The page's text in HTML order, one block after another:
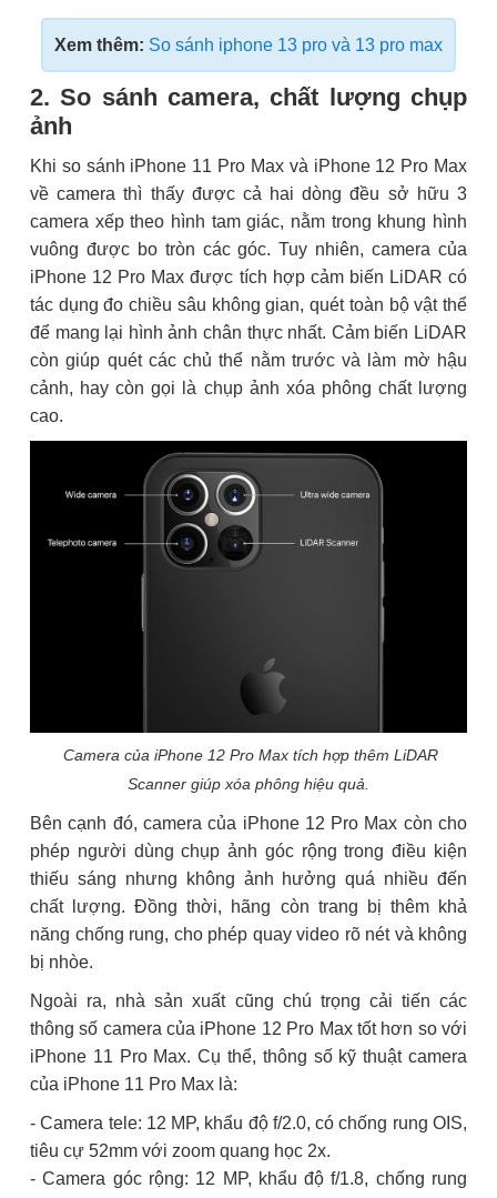
Xem thêm: So sánh iphone 13 pro và 13 pro max
2. So sánh camera, chất lượng chụp
ảnh
Khi so sánh iPhone 11 Pro Max và iPhone 12 Pro Max
về camera thì thấy được cả hai dòng đều sở hữu 3
camera xếp theo hình tam giác, nằm trong khung hình
vuông được bo tròn các góc. Tuy nhiên, camera của
iPhone 12 Pro Max được tích hợp cảm biến LiDAR có
tác dụng đo chiều sâu không gian, quét toàn bộ vật thể
để mang lại hình ảnh chân thực nhất. Cảm biến LiDAR
còn giúp quét các chủ thể nằm trước và làm mờ hậu
cảnh, hay còn gọi là chụp ảnh xóa phông chất lượng
cao.
Camera của iPhone 12 Pro Max tích hợp thêm LiDAR
Scanner giúp xóa phông hiệu quả.
Bên cạnh đó, camera của iPhone 12 Pro Max còn cho
phép người dùng chụp ảnh góc rộng trong điều kiện
thiếu sáng nhưng không ảnh hưởng quá nhiều đến
chất lượng. Đồng thời, hãng còn trang bị thêm khả
năng chống rung, cho phép quay video rõ nét và không
bị nhòe.
Ngoài ra, nhà sản xuất cũng chú trọng cải tiến các
thông số camera của iPhone 12 Pro Max tốt hơn so với
iPhone 11 Pro Max. Cụ thể, thông số kỹ thuật camera
của iPhone 11 Pro Max là:
- Camera tele: 12 MP, khẩu độ f/2.0, có chống rung OIS,
tiêu cự 52mm với zoom quang học 2x.
- Camera góc rộng: 12 MP, khẩu độ f/1.8, chống rung